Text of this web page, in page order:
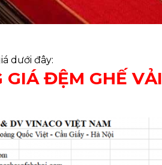
dưới đây:
GIÁ ĐỆM GHẾ VẢI